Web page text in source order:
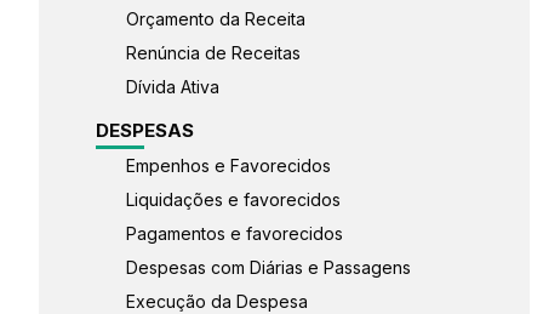
Orçamento da Receita
Renúncia de Receitas
Dívida Ativa
DESPESAS
Empenhos e Favorecidos
Liquidações e favorecidos
Pagamentos e favorecidos
Despesas com Diárias e Passagens
Execução da Despesa